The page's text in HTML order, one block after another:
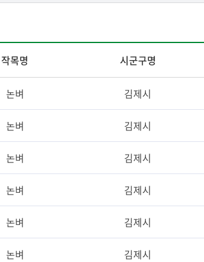
작목명 시군구명
논벼 김제시
논벼 김제시
논벼 김제시
논벼 김제시
논벼 김제시
논벼 김제시